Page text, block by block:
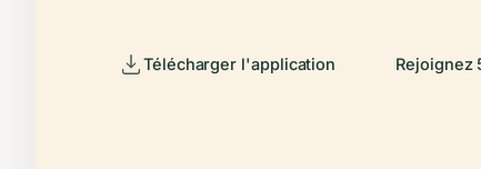
Télécharger l'application Rejoignez